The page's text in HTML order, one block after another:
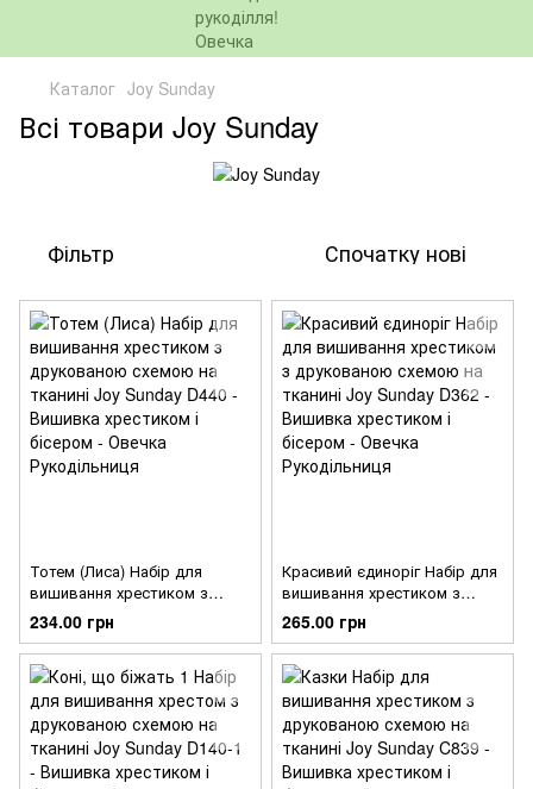
Каталог Joy Sunday
Всі товари Joy Sunday
Фільтр Спочатку нові
Тотем (Лиса) Набір для
вишивання хрестиком з
друкованою схемою на
тканині Joy Sunday D440
234.00 грн
Красивий єдиноріг Набір для
вишивання хрестиком з
друкованою схемою на
тканині Joy Sunday D362
265.00 грн